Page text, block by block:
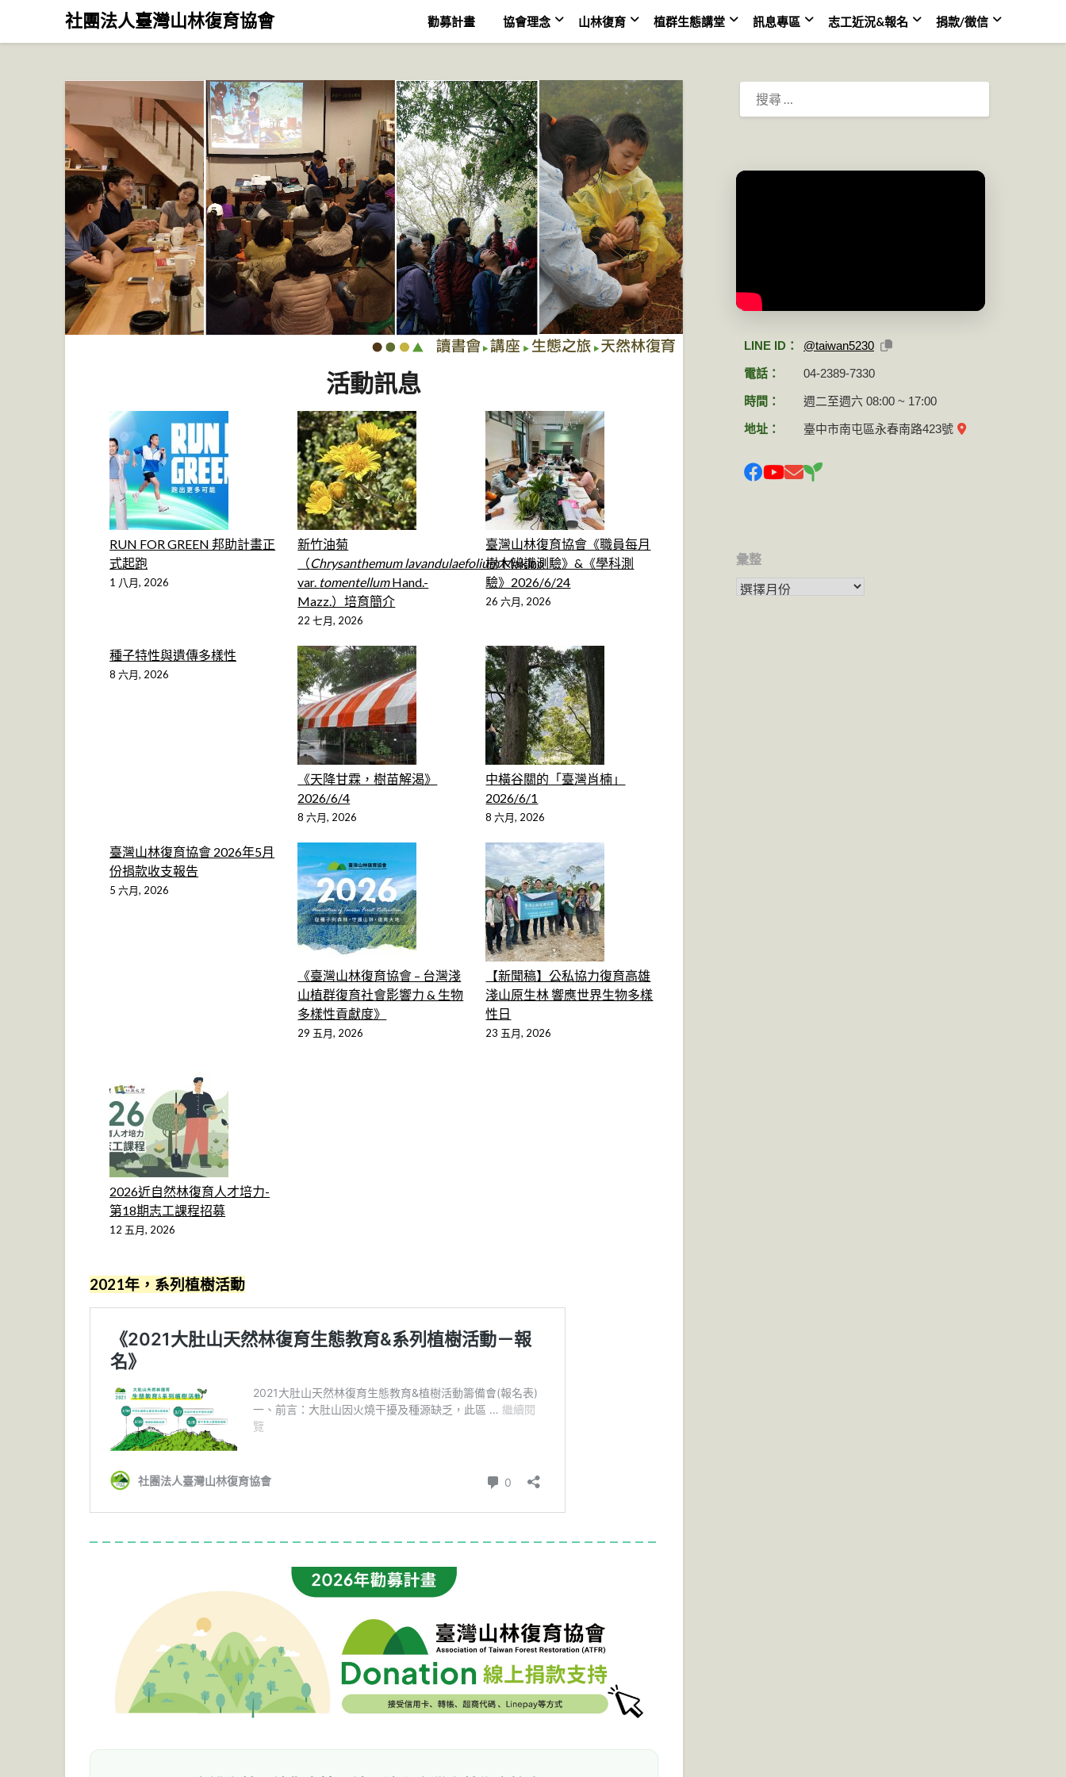
社團法人臺灣山林復育協會 勸募計畫 協會理念 山林復育 植群生態講堂 訊息專區 志工近況&報名 捐款/徵信
活動訊息
RUN FOR GREEN 邦助計畫正
式起跑
1 八月, 2026
新竹油菊
（ChrysanthemumlavandulaefoliumMakino
var. tomentellumHand.-
Mazz.）培育簡介
22 七月, 2026
臺灣山林復育協會《職員每月
樹木辨識測驗》&《學科測
驗》2026/6/24
26 六月, 2026
種子特性與遺傳多樣性
8 六月, 2026
《天降甘霖，樹苗解渴》
2026/6/4
8 六月, 2026
中橫谷關的「臺灣肖楠」
2026/6/1
8 六月, 2026
臺灣山林復育協會 2026年5月
份捐款收支報告
5 六月, 2026
《臺灣山林復育協會 – 台灣淺
山植群復育社會影響力 & 生物
多樣性貢獻度》
29 五月, 2026
【新聞稿】公私協力復育高雄
淺山原生林 響應世界生物多樣
性日
23 五月, 2026
2026近自然林復育人才培力-
第18期志工課程招募
12 五月, 2026
2021年，系列植樹活動
搜
尋：
LINE ID： @taiwan5230
電話： 04-2389-7330
時間： 週二至週六 08:00 ~ 17:00
地址： 臺中市南屯區永春南路423號
彙整
彙整